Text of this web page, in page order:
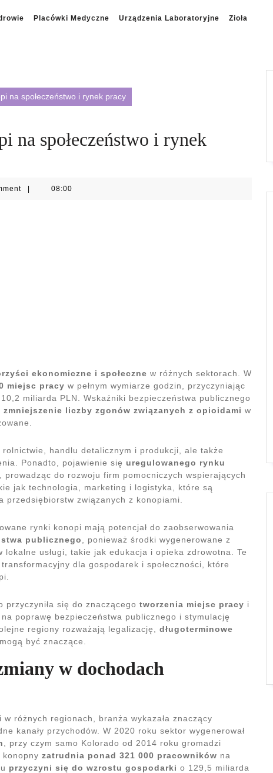
Placówki Medyczne Urządzenia Laboratoryjne Zioła
na społeczeństwo i rynek pracy
na społeczeństwo i rynek
08:00
ekonomiczne i społeczne w różnych sektorach. W
miejsc pracy w pełnym wymiarze godzin, przyczyniając
miliarda PLN. Wskaźniki bezpieczeństwa publicznego
zmniejszenie liczby zgonów związanych z opioidami w
handlu detalicznym i produkcji, ale także
Ponadto, pojawienie się uregulowanego rynku
do rozwoju firm pomocniczych wspierających
jak technologia, marketing i logistyka, które są
związanych z konopiami.
rynki konopi mają potencjał do zaobserwowania
publicznego
, ponieważ środki wygenerowane z
usługi, takie jak edukacja i opieka zdrowotna. Te
dla gospodarek i społeczności, które
się do znaczącego tworzenia miejsc pracy i
na poprawę bezpieczeństwa publicznego i stymulację
regiony rozważają legalizację, długoterminowe
być znaczące.
w dochodach
w różnych regionach, branża wykazała znaczący
kanały przychodów. W 2020 roku sektor wygenerował
, przy czym samo Kolorado od 2014 roku gromadzi
konopny zatrudnia ponad 321 000 pracowników na
przyczyni się do wzrostu gospodarki o 129,5 miliarda